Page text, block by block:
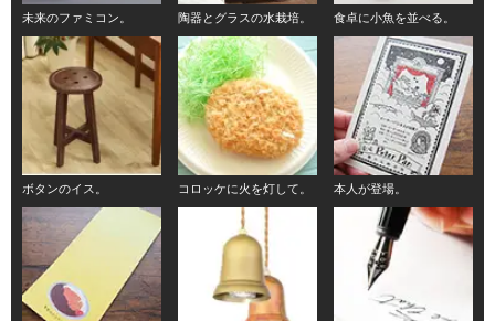
未来のファミコン。 陶器とグラスの水栽培。 食卓に小魚を並べる。
ボタンのイス。 コロッケに火を灯して。 本人が登場。